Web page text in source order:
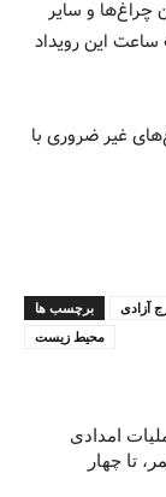
چراغ‌ها و سایر
این رویداد
غیر ضروری با
برچسب ها آزادی
محیط زیست
۱۴۸۰ عملیات امدادی
تا چهار